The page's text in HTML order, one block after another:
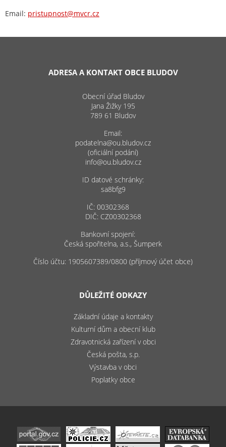
Email: pristupnost@mvcr.cz
ADRESA A KONTAKT OBCE BLUDOV
Obecní úřad Bludov
Jana Žižky 195
789 61 Bludov
Email:
podatelna@ou.bludov.cz
(oficiální podání)
info@ou.bludov.cz
ID datové schránky:
sa8bfg9
IČ: 00302368
DIČ: CZ00302368
Bankovní spojení:
Česká spořitelna, a.s., Šumperk
Číslo účtu: 1905607389/0800 (příjmový účet obce)
DŮLEŽITÉ ODKAZY
Základní údaje a kontakty
Kulturní dům a obecní klub
Zdravotnická zařízení v obci
Česká pošta, s.p.
Výstavba v obci
Poplatky obce